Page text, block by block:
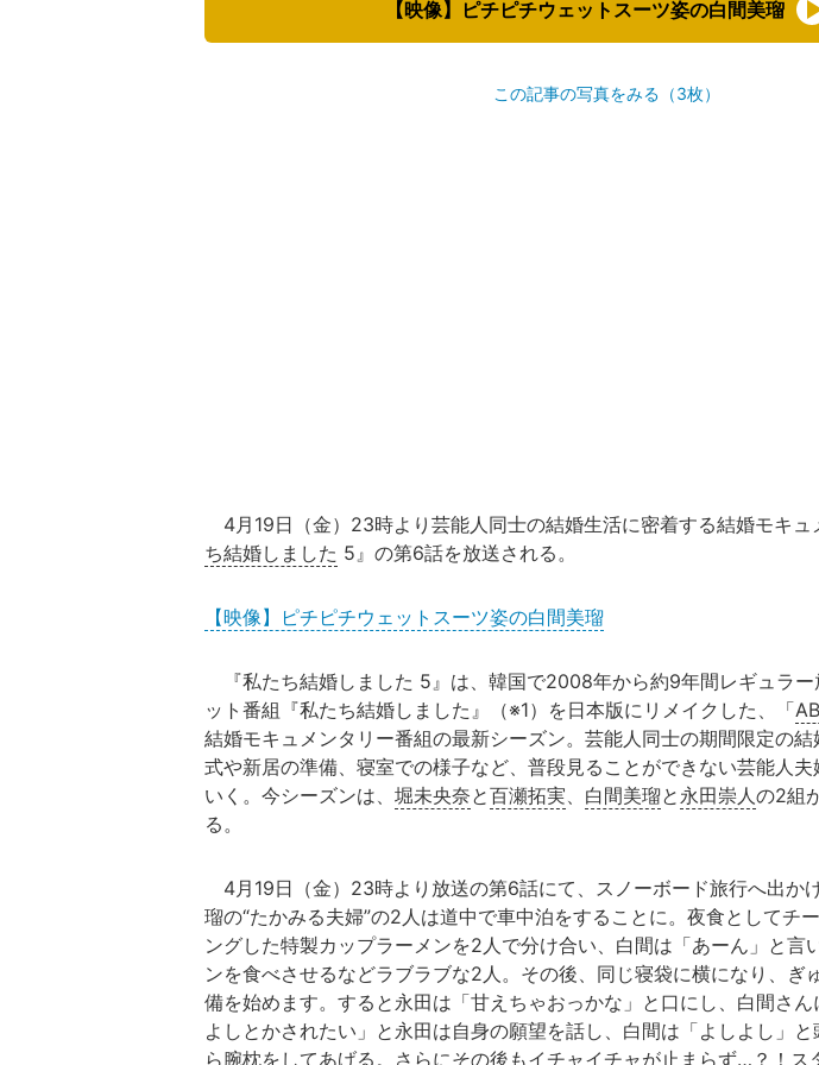
【映像】ピチピチウェットスーツ姿の白間美瑠
この記事の写真をみる（3枚）
4月19日（金）23時より芸能人同士の結婚生活に密着する結婚モキュ
ち結婚しました 5』の第6話を放送される。
【映像】ピチピチウェットスーツ姿の白間美瑠
『私たち結婚しました 5』は、韓国で2008年から約9年間レギュラー
ット番組『私たち結婚しました』（※1）を日本版にリメイクした、「
結婚モキュメンタリー番組の最新シーズン。芸能人同士の期間限定の
式や新居の準備、寝室での様子など、普段見ることができない芸能人
いく。今シーズンは、 堀未央奈と百瀬拓実、 白間美瑠と 永田崇人の2組
る。
4月19日（金）23時より放送の第6話にて、スノーボード旅行へ出か
瑠の“たかみる夫婦”の2人は道中で車中泊をすることに。夜食としてチ
ングした特製カップラーメンを2人で分け合い、白間は「あーん」と言
ンを食べさせるなどラブラブな2人。その後、同じ寝袋に横になり、ぎ
備を始めます。すると永田は「甘えちゃおっかな」と口にし、白間さ
よしとかされたい」と永田は自身の願望を話し、白間は「よしよし」
ら腕枕をしてあげる。さらにその後もイチャイチャが止まらず…？！ス